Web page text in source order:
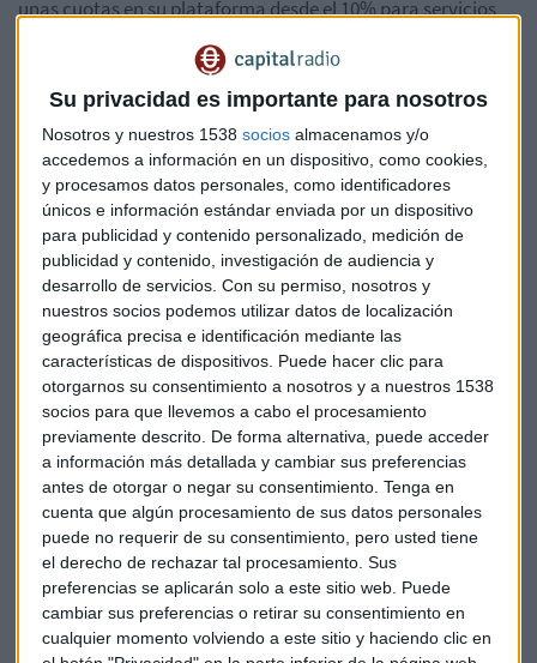
Su privacidad es importante para nosotros
Nosotros y nuestros 1538 socios almacenamos y/o
accedemos a información en un dispositivo, como cookies,
y procesamos datos personales, como identificadores
únicos e información estándar enviada por un dispositivo
para publicidad y contenido personalizado, medición de
publicidad y contenido, investigación de audiencia y
desarrollo de servicios. Con su permiso, nosotros y
nuestros socios podemos utilizar datos de localización
geográfica precisa e identificación mediante las
características de dispositivos. Puede hacer clic para
otorgarnos su consentimiento a nosotros y a nuestros 1538
socios para que llevemos a cabo el procesamiento
previamente descrito. De forma alternativa, puede acceder
a información más detallada y cambiar sus preferencias
antes de otorgar o negar su consentimiento. Tenga en
cuenta que algún procesamiento de sus datos personales
puede no requerir de su consentimiento, pero usted tiene
el derecho de rechazar tal procesamiento. Sus
preferencias se aplicarán solo a este sitio web. Puede
cambiar sus preferencias o retirar su consentimiento en
cualquier momento volviendo a este sitio y haciendo clic en
unas cuotas en su plataforma desde el 10% para servicios
"Las estimaciones de terceras partes muestran que los
consumidores gastan cuatro veces más en servicios de lo
que invierten en productos físicos cada año", dijo a Reuters
el vicepresidente de Amazon Marketplace, Peter Faricy.
El objetivo de la compañía es el siguiente: jugar un papel
más fuerte como intermediario entre los usuarios y las
terceras partes, lo que ya supone un 40% de sus ventas.
También ayudaría a la compañía a tomar ventaja en la
creciente industria de servicios en los Estados Unidos, cuyo
valor la empresa cifra en torno a 630.000 millones de
dólares.
Además, según la empresa, más de 85 millones de clientes
compran productos en su página web que requieren
instalación. El mercado de servicios marca una nueva
frontera para Amazon, que se ha centrado en la venta de
productos para expandirse de los libros a los bienes de
consumo, los comestibles y los medios de comunicación. Ha
sido difícil conseguir beneficios de los servicios locales para